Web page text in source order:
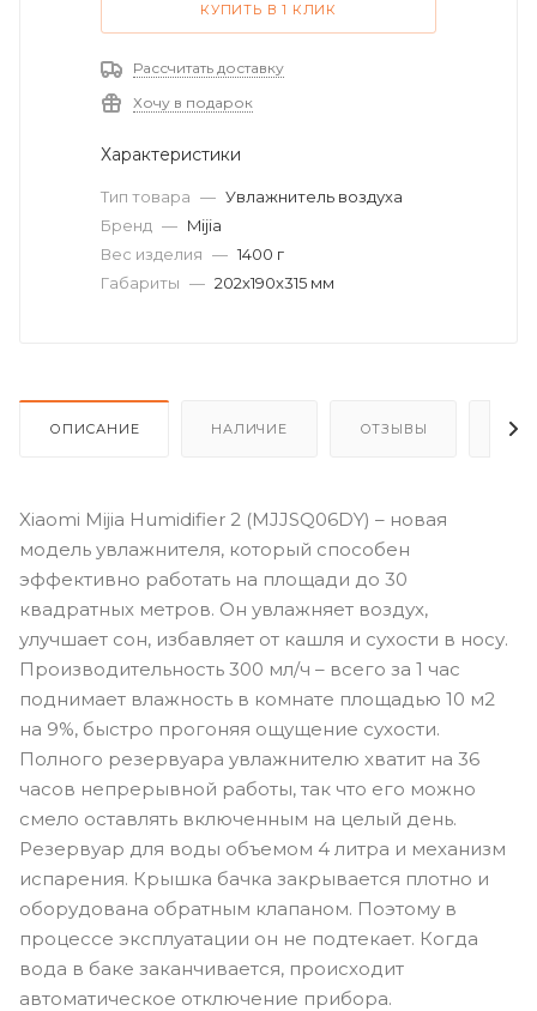
КУПИТЬ В 1 КЛИК
Рассчитать доставку
Хочу в подарок
Характеристики
Тип товара — Увлажнитель воздуха
Бренд — Mijia
Вес изделия — 1400 г
Габариты — 202х190х315 мм
ОПИСАНИЕ НАЛИЧИЕ ОТЗЫВЫ
Xiaomi Mijia Humidifier 2 (MJJSQ06DY) – новая
модель увлажнителя, который способен
эффективно работать на площади до 30
квадратных метров. Он увлажняет воздух,
улучшает сон, избавляет от кашля и сухости в носу.
Производительность 300 мл/ч – всего за 1 час
поднимает влажность в комнате площадью 10 м2
на 9%, быстро прогоняя ощущение сухости.
Полного резервуара увлажнителю хватит на 36
часов непрерывной работы, так что его можно
смело оставлять включенным на целый день.
Резервуар для воды объемом 4 литра и механизм
испарения. Крышка бачка закрывается плотно и
оборудована обратным клапаном. Поэтому в
процессе эксплуатации он не подтекает. Когда
вода в баке заканчивается, происходит
автоматическое отключение прибора.